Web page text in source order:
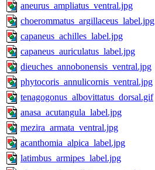
aneurus_ampliatus_ventral.jpg
choerommatus_argillaceus_label.jpg
capaneus_achilles_label.jpg
capaneus_auriculatus_label.jpg
dieuches_annobonensis_ventral.jpg
phytocoris_annulicornis_ventral.jpg
tenagogonus_albovittatus_dorsal.gif
anasa_acutangula_label.jpg
mezira_armata_ventral.jpg
acanthomia_alpica_label.jpg
latimbus_armipes_label.jpg